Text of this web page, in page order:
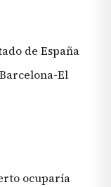
de España
El
ocuparía